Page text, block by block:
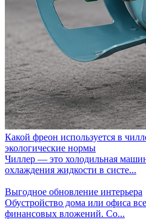
Какой фреон используется в
экологические нормы
Чиллер — это холодильная
охлаждения жидкости в систе...
Выгодное обновление интерьера
Обустройство дома или офиса
финансовых вложений. Со...